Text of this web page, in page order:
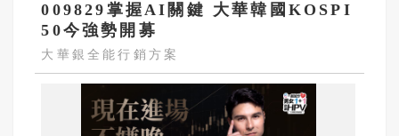
009829掌握AI關鍵 大華韓國KOSPI
50今強勢開募
大華銀全能行銷方案